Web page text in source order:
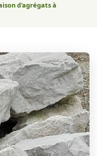
d'agrégats à